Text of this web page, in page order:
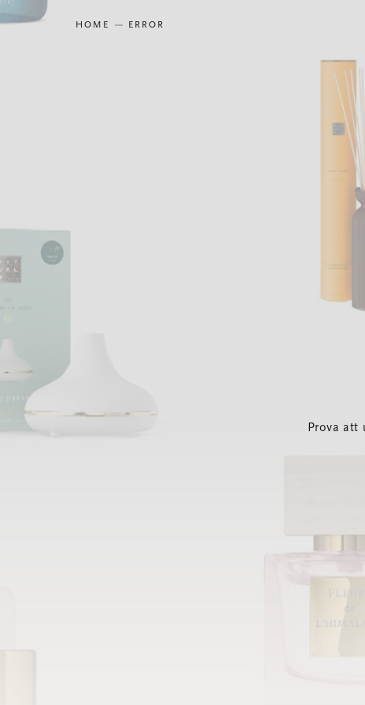
HOME ERROR
Prova att